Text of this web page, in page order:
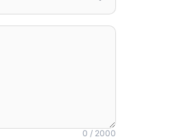
0 / 2000